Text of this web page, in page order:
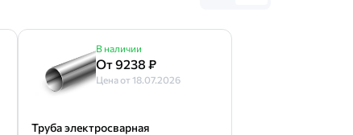
В наличии
От 9238 ₽
Цена от 18.07.2026
Труба электросварная